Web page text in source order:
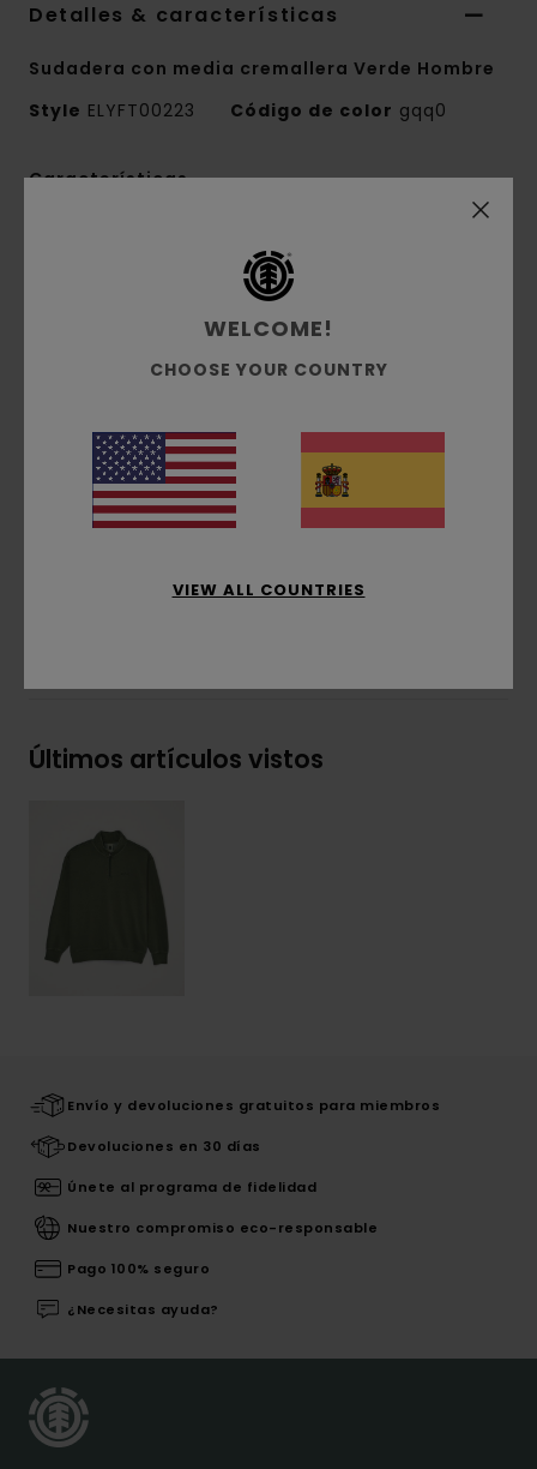
Detalles & características
Sudadera con media cremallera Verde Hombre
Style ELYFT00223 Código de color gqq0
Características
algodón reciclado, 30% algodón y 20% poliéster
corte relajado
Interior cepillado
Bordado de la marca en el pecho
Etiqueta lateral
Últimos artículos vistos
Envío y devoluciones gratuitos para miembros
Devoluciones en 30 días
Únete al programa de fidelidad
Nuestro compromiso eco-responsable
Pago 100% seguro
¿Necesitas ayuda?
WELCOME!
CHOOSE YOUR COUNTRY
VIEW ALL COUNTRIES